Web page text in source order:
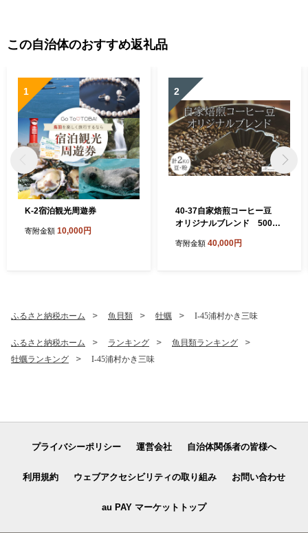
この自治体のおすすめ返礼品
1
K-2宿泊観光周遊券
寄附金額 10,000円
2
40-37自家焙煎コーヒー豆
オリジナルブレンド 500g×
寄附金額 40,000円
ふるさと納税ホーム 魚貝類 牡蠣 I-45浦村かき三味
ふるさと納税ホーム ランキング
魚貝類ランキング
牡蠣ランキング
I-45浦村かき三味
プライバシーポリシー 運営会社 自治体関係者の皆様へ
利用規約 ウェブアクセシビリティの取り組み お問い合わせ
au PAY マーケットトップ